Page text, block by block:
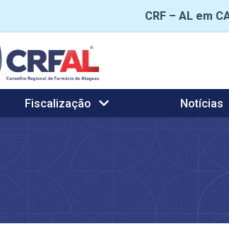
CRF – AL em
Fiscalização Notícias